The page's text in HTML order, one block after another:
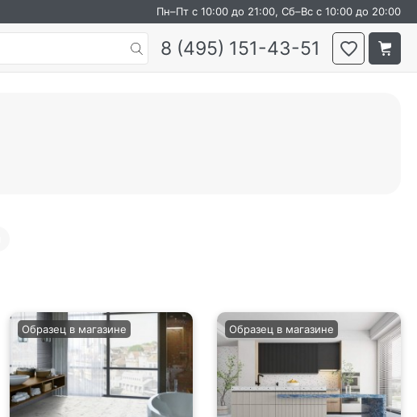
Пн–Пт с 10:00 до 21:00, Сб–Вс с 10:00 до 20:00
8 (495) 151-43-51
Образец в магазине Образец в магазине